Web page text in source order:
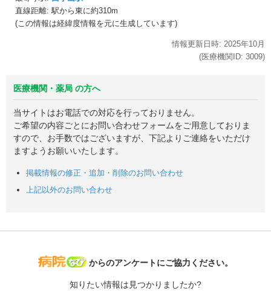
直線距離: 駅から東に約310m
(この情報は経緯度情報を元に生成しています)
情報更新日時: 2025年10月
(医療機関ID: 3009)
医療機関・薬局 の方へ
当サイトはお電話での対応を行っておりません。
ご希望の内容ごとにお問い合わせフォームをご用意しておりま
すので、お手数ではございますが、下記よりご連絡をいただけ
ますようお願いいたします。
掲載情報の修正・追加・削除のお問い合わせ
上記以外のお問い合わせ
病院なび
からのアンケートにご協力ください。
知りたい情報は見つかりましたか?